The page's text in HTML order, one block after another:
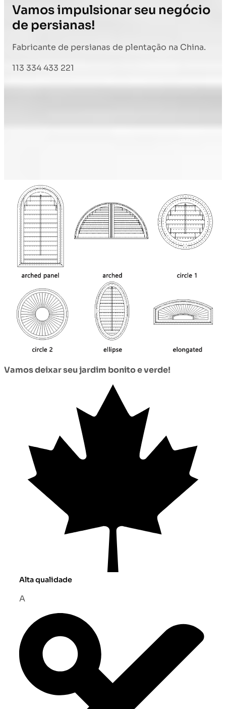
Vamos impulsionar seu negócio
de persianas!
Fabricante de persianas de plentação na China.
113 334 433 221
Vamos deixar seu jardim bonito e verde!
Alta qualidade
A